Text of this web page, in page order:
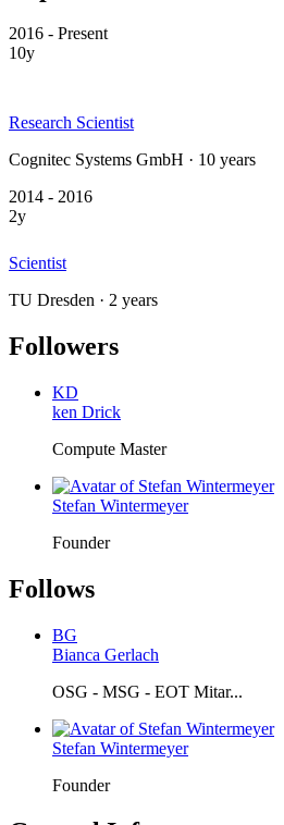
2016 - Present
10y
Research Scientist
Cognitec Systems GmbH · 10 years
2014 - 2016
2y
Scientist
TU Dresden · 2 years
Followers
KD
ken Drick
Compute Master
Stefan Wintermeyer
Founder
Follows
BG
Bianca Gerlach
OSG - MSG - EOT Mitar...
Stefan Wintermeyer
Founder